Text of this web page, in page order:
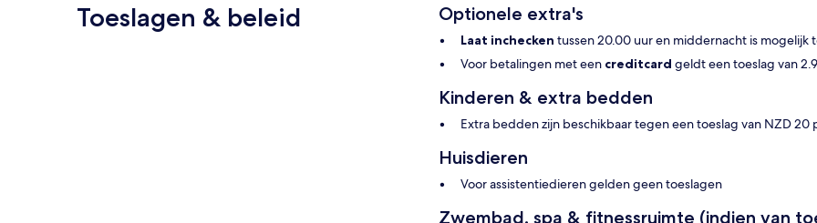
Toeslagen & beleid Optionele extra's
Laat inchecken tussen 20.00 uur en middernacht is mogelijk
Voor betalingen met een creditcard geldt een toeslag van
Kinderen & extra bedden
Extra bedden zijn beschikbaar tegen een toeslag van NZD 20
Huisdieren
Voor assistentiedieren gelden geen toeslagen
Zwembad, spa & fitnessruimte (indien van